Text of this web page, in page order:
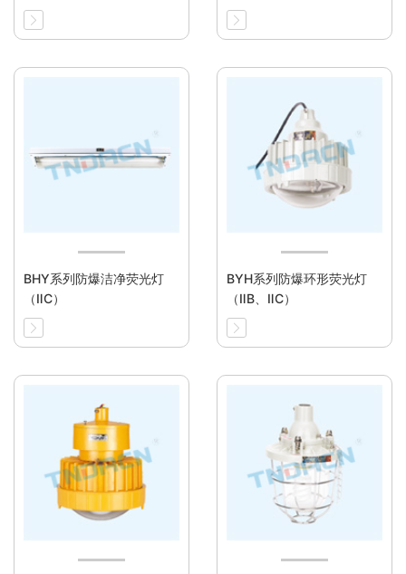
BHY系列防爆洁净荧光灯
（ⅡC）
BYH系列防爆环形荧光灯
（ⅡB、ⅡC）